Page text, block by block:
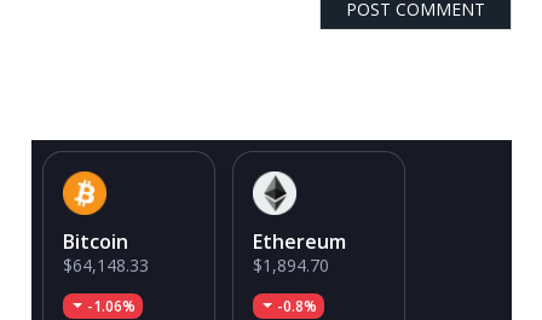
Bitcoin
$64,148.33
-1.06%
Ethereum
$1,894.70
-0.8%